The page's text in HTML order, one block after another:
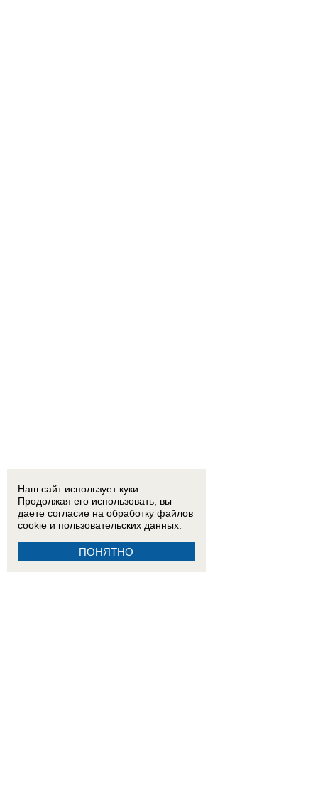
Наш сайт использует куки.
Продолжая его использовать, вы
даете согласие на обработку файлов
cookie и пользовательских данных.
ПОНЯТНО